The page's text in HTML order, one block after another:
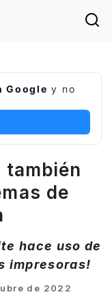
Google y no
también
de
hace uso de
impresoras!
de 2022